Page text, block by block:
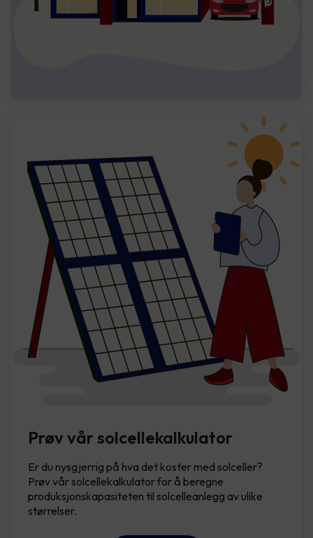
Prøv vår solcellekalkulator
Er du nysgjerrig på hva det koster med solceller?
Prøv vår solcellekalkulator for å beregne
produksjonskapasiteten til solcelleanlegg av ulike
størrelser.